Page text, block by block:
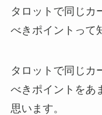
タロットで同じカ
べきポイントって
タロットで同じカ
べきポイントをあ
思います。